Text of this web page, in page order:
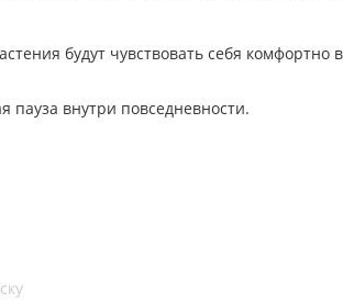
будут чувствовать себя комфортно
внутри повседневности.